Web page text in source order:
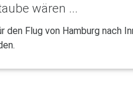
wären ...
den Flug von Hamburg nach